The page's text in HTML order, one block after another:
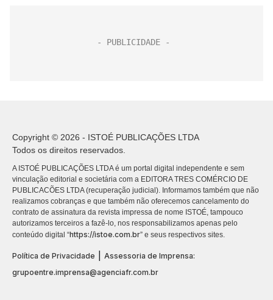
Copyright © 2026 - ISTOÉ PUBLICAÇÕES LTDA
Todos os direitos reservados.
A ISTOÉ PUBLICAÇÕES LTDA é um portal digital independente e sem
vinculação editorial e societária com a EDITORA TRES COMÉRCIO DE
PUBLICACÕES LTDA (recuperação judicial). Informamos também que não
realizamos cobranças e que também não oferecemos cancelamento do
contrato de assinatura da revista impressa de nome ISTOÉ, tampouco
autorizamos terceiros a fazê-lo, nos responsabilizamos apenas pelo
conteúdo digital “https://istoe.com.br” e seus respectivos sites.
Política de Privacidade
Assessoria de Imprensa:
grupoentre.imprensa@agenciafr.com.br